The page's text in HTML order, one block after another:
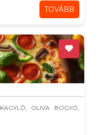
TOVÁBB
OLIVA BOGYÓ,